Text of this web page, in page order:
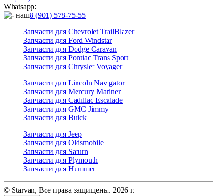
Whatsapp:
8 (901) 578-75-55
Запчасти для Chevrolet TrailBlazer
Запчасти для Ford Windstar
Запчасти для Dodge Caravan
Запчасти для Pontiac Trans Sport
Запчасти для Chrysler Voyager
Запчасти для Lincoln Navigator
Запчасти для Mercury Mariner
Запчасти для Cadillac Escalade
Запчасти для GMC Jimmy
Запчасти для Buick
Запчасти для Jeep
Запчасти для Oldsmobile
Запчасти для Saturn
Запчасти для Plymouth
Запчасти для Hummer
© Starvan, Все права защищены. 2026 г.